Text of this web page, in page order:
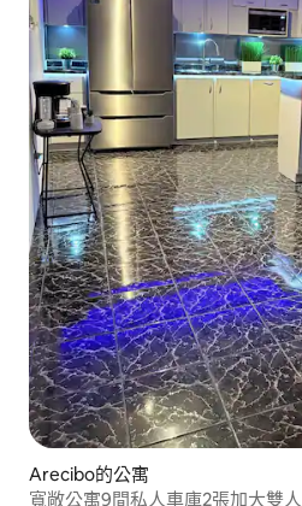
Arecibo的公寓
寬敞公寓9間私人車庫2張加大雙